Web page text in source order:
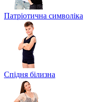
Патріотична символіка
Спідня білизна